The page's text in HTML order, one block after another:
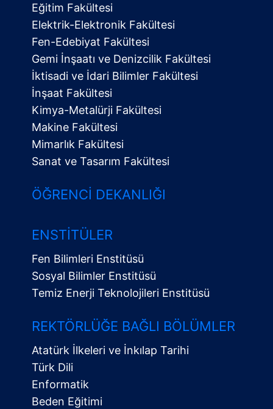
Menü
Eğitim Fakültesi
Elektrik-Elektronik Fakültesi
Fen-Edebiyat Fakültesi
Gemi İnşaatı ve Denizcilik Fakültesi
İktisadi ve İdari Bilimler Fakültesi
İnşaat Fakültesi
Kimya-Metalürji Fakültesi
Makine Fakültesi
Mimarlık Fakültesi
Sanat ve Tasarım Fakültesi
ÖĞRENCI DEKANLIĞI
ENSTITÜLER
Fen Bilimleri Enstitüsü
Sosyal Bilimler Enstitüsü
Temiz Enerji Teknolojileri Enstitüsü
REKTÖRLÜĞE BAĞLI BÖLÜMLER
Atatürk İlkeleri ve İnkılap Tarihi
Türk Dili
Enformatik
Beden Eğitimi